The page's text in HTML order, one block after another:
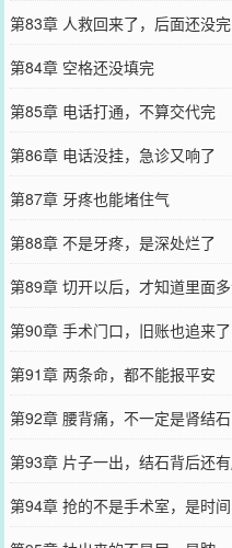
第83章 人救回来了，后面还没完
第84章 空格还没填完
第85章 电话打通，不算交代完
第86章 电话没挂，急诊又响了
第87章 牙疼也能堵住气
第88章 不是牙疼，是深处烂了
第89章 切开以后，才知道里面
第90章 手术门口，旧账也追来了
第91章 两条命，都不能报平安
第92章 腰背痛，不一定是肾结石
第93章 片子一出，结石背后还
第94章 抢的不是手术室，是时间